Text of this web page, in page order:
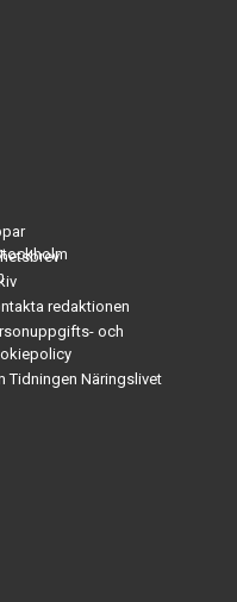
redaktionen
och
Tidningen Näringslivet